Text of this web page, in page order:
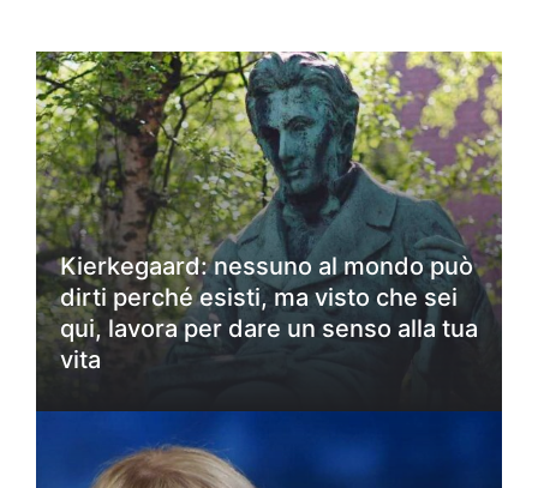
Kierkegaard: nessuno al mondo può
dirti perché esisti, ma visto che sei
qui, lavora per dare un senso alla tua
vita